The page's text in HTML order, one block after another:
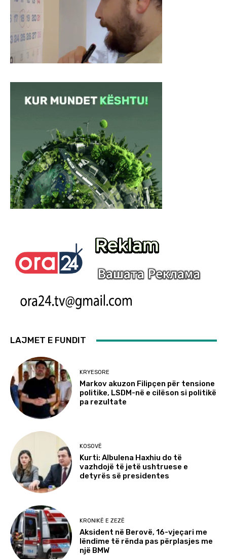
LAJMET E FUNDIT
KRYESORE
Markov akuzon Filipçen për tensione
politike, LSDM-në e cilëson si politikë
pa rezultate
KOSOVË
Kurti: Albulena Haxhiu do të
vazhdojë të jetë ushtruese e
detyrës së presidentes
KRONIKË E ZEZË
Aksident në Berovë, 16-vjeçari me
lëndime të rënda pas përplasjes me
një BMW